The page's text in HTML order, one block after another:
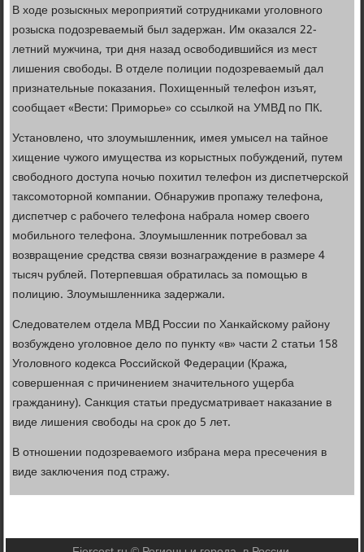
В ходе розыскных мероприятий сотрудниками уголовного
розыска подозреваемый был задержан. Им оказался 22-
летний мужчина, три дня назад освободившийся из мест
лишения свободы. В отделе полиции подозреваемый дал
признательные показания. Похищенный телефон изъят,
сообщает «Вести: Приморье» со ссылкой на УМВД по ПК.
Установлено, что злоумышленник, имея умысел на тайное
хищение чужого имущества из корыстных побуждений, путем
свободного доступа ночью похитил телефон из диспетчерской
таксомоторной компании. Обнаружив пропажу телефона,
диспетчер с рабочего телефона набрала номер своего
мобильного телефона. Злоумышленник потребовал за
возвращение средства связи вознаграждение в размере 4
тысяч рублей. Потерпевшая обратилась за помощью в
полицию. Злоумышленника задержали.
Следователем отдела МВД России по Ханкайскому району
возбуждено уголовное дело по пункту «в» части 2 статьи 158
Уголовного кодекса Российской Федерации (Кража,
совершенная с причинением значительного ущерба
гражданину). Санкция статьи предусматривает наказание в
виде лишения свободы на срок до 5 лет.
В отношении подозреваемого избрана мера пресечения в
виде заключения под стражу.